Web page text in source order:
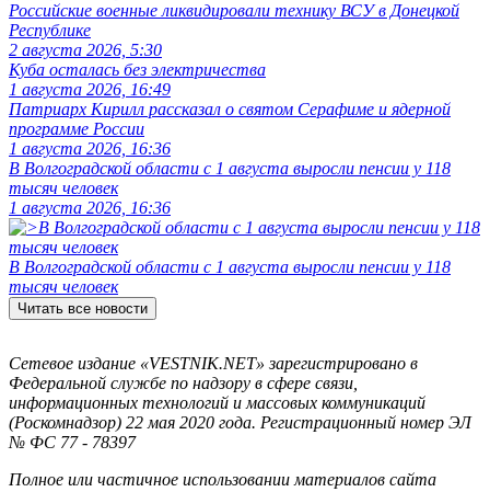
Российские военные ликвидировали технику ВСУ в Донецкой
Республике
2 августа 2026, 5:30
Куба осталась без электричества
1 августа 2026, 16:49
Патриарх Кирилл рассказал о святом Серафиме и ядерной
программе России
1 августа 2026, 16:36
В Волгоградской области с 1 августа выросли пенсии у 118
тысяч человек
1 августа 2026, 16:36
В Волгоградской области с 1 августа выросли пенсии у 118
тысяч человек
Читать все новости
Сетевое издание «VESTNIK.NET» зарегистрировано в
Федеральной службе по надзору в сфере связи,
информационных технологий и массовых коммуникаций
(Роскомнадзор) 22 мая 2020 года. Регистрационный номер ЭЛ
№ ФС 77 - 78397
Полное или частичное использовании материалов сайта